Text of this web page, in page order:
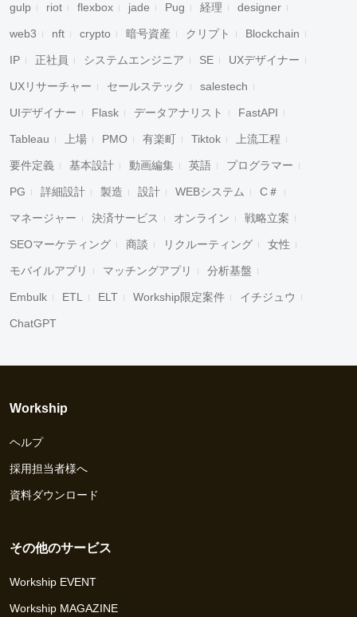
gulp riot flexbox jade Pug 経理 designer
web3 nft crypto 暗号資産 クリプト Blockchain
IP 正社員 システムエンジニア SE UXデザイナー
UXリサーチャー セールステック salestech
UIデザイナー Flask データアナリスト FastAPI
Tableau 上場 PMO 有楽町 Tiktok 上流工程
要件定義 基本設計 動画編集 英語 プログラマー
PG 詳細設計 製造 設計 WEBシステム C＃
マネージャー 決済サービス オンライン 戦略立案
SEOマーケティング 商談 リクルーティング 女性
モバイルアプリ マッチングアプリ 分析基盤
Embulk ETL ELT Workship限定案件 イチジュウ
ChatGPT
Workship
ヘルプ
採用担当者様へ
資料ダウンロード
その他のサービス
Workship EVENT
Workship MAGAZINE